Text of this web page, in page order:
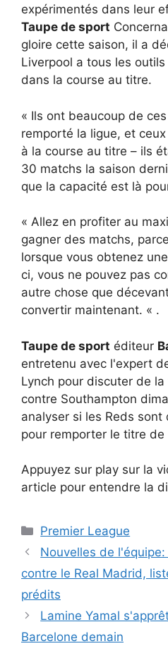
expérimentés dans leur
Taupe de sport
gloire cette saison, il a
Liverpool a tous les
dans la course au titre.
« Ils ont beaucoup de
remporté la ligue, et
à la course au titre – ils
30 matchs la saison
que la capacité est là
« Allez en profiter au
gagner des matchs,
lorsque vous obtenez
ci, vous ne pouvez pas
autre chose que
convertir maintenant. « .
Taupe de sport éditeur
entretenu avec l'expert
Lynch pour discuter de
contre Southampton
analyser si les Reds sont
pour remporter le titre de
Appuyez sur play sur la
article pour entendre la
Catégories
Premier League
Nouvelles de
contre le Real Madrid,
prédits
Lamine Yamal
Barcelone demain